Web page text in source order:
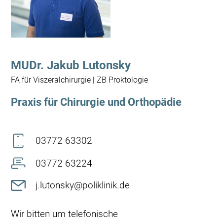
MUDr. Jakub Lutonsky
FA für Viszeralchirurgie | ZB Proktologie
Praxis für Chirurgie und Orthopädie
03772 63302
03772 63224
j.lutonsky@poliklinik.de
Wir bitten um telefonische